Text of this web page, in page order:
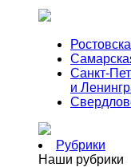
Санкт-
и
Рубрики
Наши рубрики